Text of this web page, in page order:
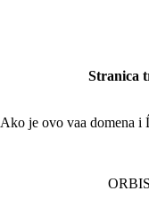
Stranica
Ako je ovo vaa domena i